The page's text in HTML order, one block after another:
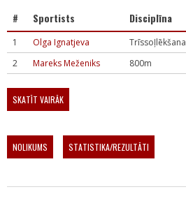
# Sportists Disciplīna
1 Olga Ignatjeva Trīssoļlēkšana
2
Mareks Meženiks 800m
SKATĪT VAIRĀK
NOLIKUMS STATISTIKA/REZULTĀTI